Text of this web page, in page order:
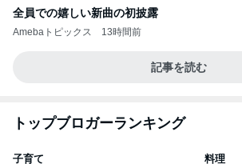
全員での嬉しい新曲の初披露
Amebaトピックス 13時間前
記事を読む
トップブロガーランキング
子育て 料理